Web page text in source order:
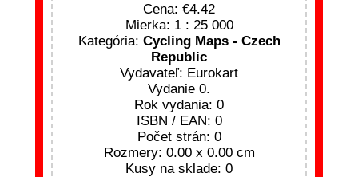
Cena:
4.42
Mierka: 1 : 25 000
Kategória: Cycling Maps - Czech
Republic
Vydavateľ: Eurokart
Vydanie 0.
Rok vydania: 0
ISBN / EAN: 0
Počet strán: 0
Rozmery: 0.00 x 0.00 cm
Kusy na sklade: 0